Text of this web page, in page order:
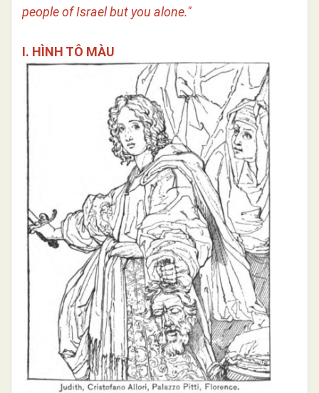
people of Israel but you alone."
I. HÌNH TÔ MÀU